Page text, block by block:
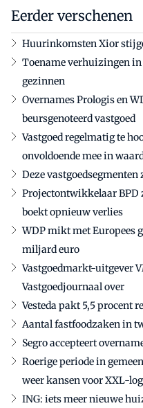
Eerder verschenen
Huurinkomsten Xior
Toename verhuizingen
gezinnen
Overnames Prologis en
beursgenoteerd vastgoed
Vastgoed regelmatig te
onvoldoende mee in
Deze
Projectontwikkelaar BPD
boekt opnieuw verlies
WDP mikt met Europees
miljard euro
Vastgoedmarkt-uitgever
Vastgoedjournaal over
Vesteda pakt 5,5 procent
Aantal fastfoodzaken in
Segro accepteert
Roerige periode in
weer kansen voor XXL-
ING: iets meer nieuwe